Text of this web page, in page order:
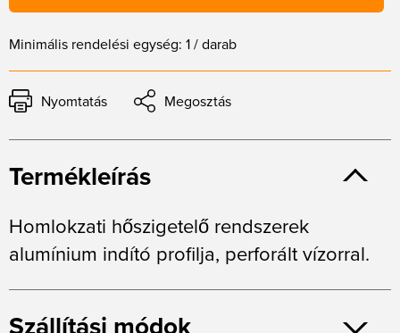
Minimális rendelési egység: 1 / darab
Nyomtatás Megosztás
Termékleírás
Homlokzati hőszigetelő rendszerek
alumínium indító profilja, perforált vízorral.
Szállítási módok